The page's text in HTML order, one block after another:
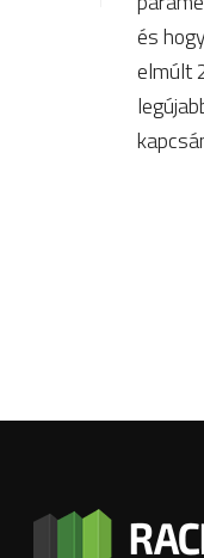
és
elmúlt